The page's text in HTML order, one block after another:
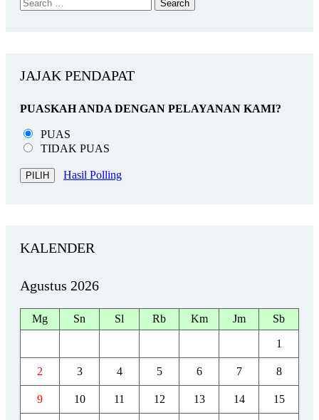
JAJAK PENDAPAT
PUASKAH ANDA DENGAN PELAYANAN KAMI?
PUAS
TIDAK PUAS
Hasil Polling
KALENDER
Agustus 2026
Mg Sn Sl Rb Km Jm Sb
1
2 3 4 5 6 7 8
9 10 11 12 13 14 15